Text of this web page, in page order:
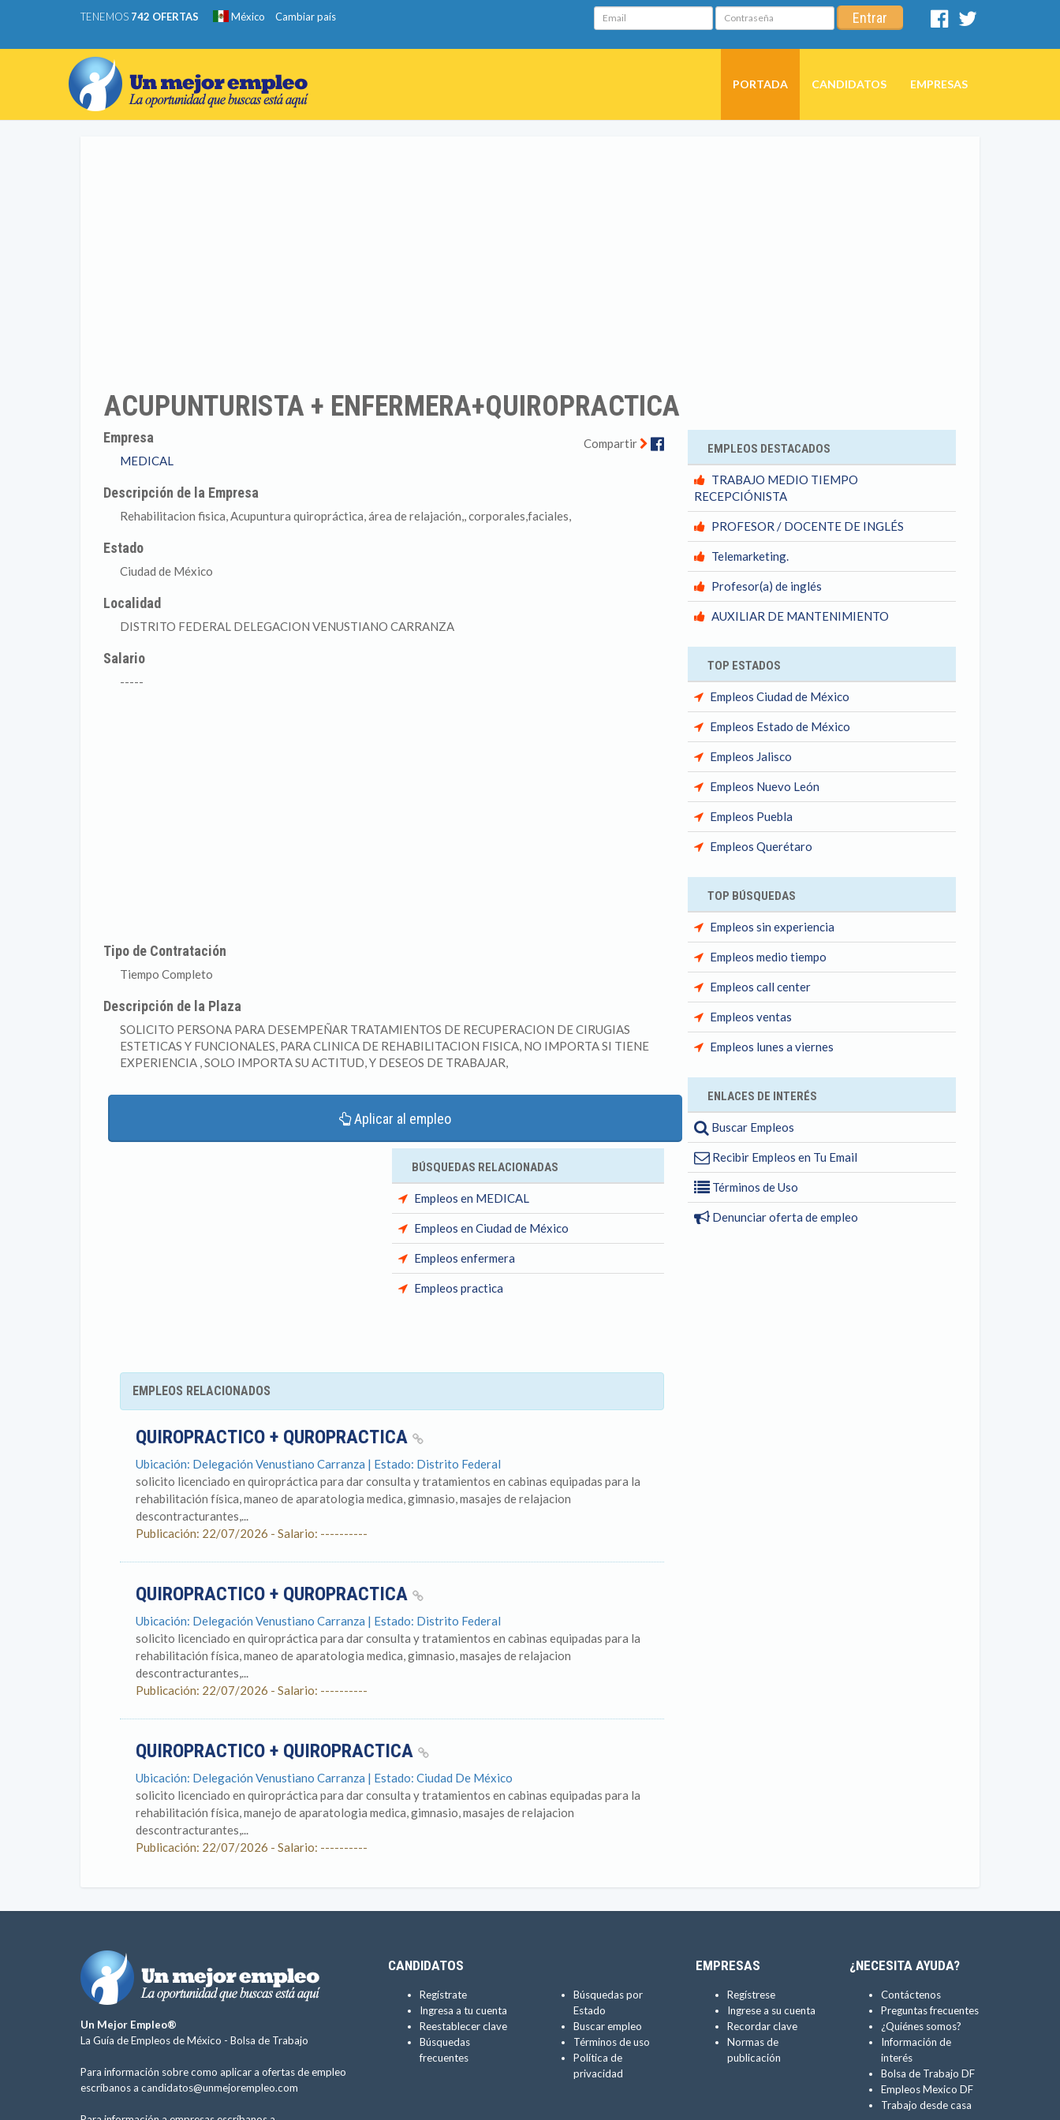
TENEMOS 742 OFERTAS México Cambiar país Email Contraseña Entrar
Facebook
PORTADA CANDIDATOS EMPRESAS
ACUPUNTURISTA + ENFERMERA+QUIROPRACTICA
Compartir Facebook
Empresa
MEDICAL
Descripción de la Empresa
Rehabilitacion fisica, Acupuntura quiropráctica, área de relajación,, corporales,faciales,
Estado
Ciudad de México
Localidad
DISTRITO FEDERAL DELEGACION VENUSTIANO CARRANZA
Salario
-----
Tipo de Contratación
Tiempo Completo
Descripción de la Plaza
SOLICITO PERSONA PARA DESEMPEÑAR TRATAMIENTOS DE RECUPERACION DE CIRUGIAS
ESTETICAS Y FUNCIONALES, PARA CLINICA DE REHABILITACION FISICA, NO IMPORTA SI TIENE
EXPERIENCIA , SOLO IMPORTA SU ACTITUD, Y DESEOS DE TRABAJAR,
Aplicar al empleo
BÚSQUEDAS RELACIONADAS
Empleos en MEDICAL
Empleos en Ciudad de México
Empleos enfermera
Empleos practica
EMPLEOS RELACIONADOS
QUIROPRACTICO + QUROPRACTICA
Ubicación: Delegación Venustiano Carranza | Estado: Distrito Federal
solicito licenciado en quiropráctica para dar consulta y tratamientos en cabinas equipadas para la
rehabilitación física, maneo de aparatologia medica, gimnasio, masajes de relajacion
descontracturantes,...
Publicación: 22/07/2026 - Salario: ----------
QUIROPRACTICO + QUROPRACTICA
Ubicación: Delegación Venustiano Carranza | Estado: Distrito Federal
solicito licenciado en quiropráctica para dar consulta y tratamientos en cabinas equipadas para la
rehabilitación física, maneo de aparatologia medica, gimnasio, masajes de relajacion
descontracturantes,...
Publicación: 22/07/2026 - Salario: ----------
QUIROPRACTICO + QUIROPRACTICA
Ubicación: Delegación Venustiano Carranza | Estado: Ciudad De México
solicito licenciado en quiropráctica para dar consulta y tratamientos en cabinas equipadas para la
rehabilitación física, manejo de aparatologia medica, gimnasio, masajes de relajacion
descontracturantes,...
Publicación: 22/07/2026 - Salario: ----------
EMPLEOS DESTACADOS
TRABAJO MEDIO TIEMPO
RECEPCIÓNISTA
PROFESOR / DOCENTE DE INGLÉS
Telemarketing.
Profesor(a) de inglés
AUXILIAR DE MANTENIMIENTO
TOP ESTADOS
Empleos Ciudad de México
Empleos Estado de México
Empleos Jalisco
Empleos Nuevo León
Empleos Puebla
Empleos Querétaro
TOP BÚSQUEDAS
Empleos sin experiencia
Empleos medio tiempo
Empleos call center
Empleos ventas
Empleos lunes a viernes
ENLACES DE INTERÉS
Buscar Empleos
Recibir Empleos en Tu Email
Términos de Uso
Denunciar oferta de empleo
Un Mejor Empleo®
La Guía de Empleos de México - Bolsa de Trabajo
Para información sobre como aplicar a ofertas de empleo
escríbanos a candidatos@unmejorempleo.com
CANDIDATOS
Regístrate
Ingresa a tu cuenta
Reestablecer clave
Búsquedas
frecuentes
Búsquedas por
Estado
Buscar empleo
Términos de uso
Política de
privacidad
EMPRESAS
Regístrese
Ingrese a su cuenta
Recordar clave
Normas de
publicación
¿NECESITA AYUDA?
Contáctenos
Preguntas frecuentes
¿Quiénes somos?
Información de
interés
Bolsa de Trabajo DF
Empleos Mexico DF
Trabajo desde casa